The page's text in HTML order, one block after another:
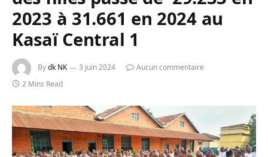
2023 à 31.661 en 2024 au
Kasaï Central 1
Bydk NK 3 juin 2024
Aucun commentaire
2 Mins Read